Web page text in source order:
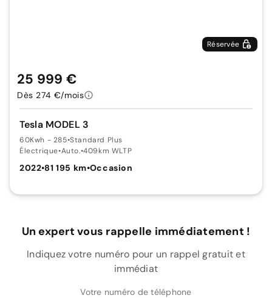
Réservée
Tesla MODEL 3
60Kwh - 285•Standard Plus
Électrique•Auto.•409km WLTP
2022•81 195 km•Occasion
25 999 €
Dès 274 €/mois
Un expert vous rappelle immédiatement !
Indiquez votre numéro pour un rappel gratuit et
immédiat
Votre numéro de téléphone